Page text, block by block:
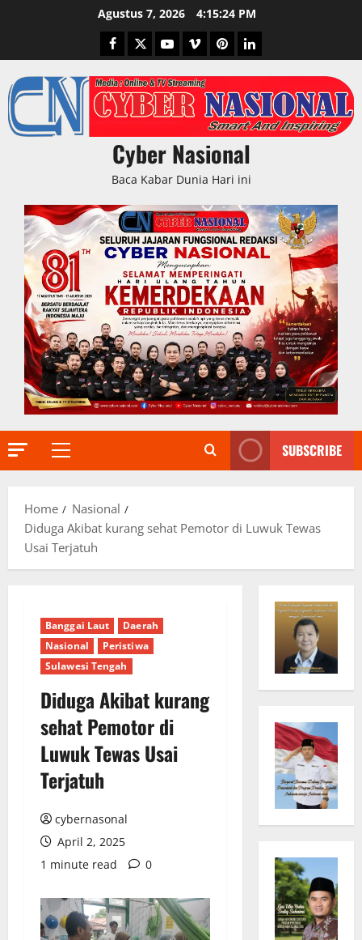
Agustus 7, 2026 4:15:25 PM
Facebook
TwitterYoutubeVimeoPinterestLinkedIn
Cyber Nasional
Baca Kabar Dunia Hari ini
Primary
SUBSCRIBE
Home
Nasional
Diduga Akibat kurang sehat Pemotor di Luwuk Tewas
Usai Terjatuh
Banggai Laut
Daerah
Nasional
Peristiwa
Sulawesi Tengah
Diduga Akibat kurang
sehat Pemotor di
Luwuk Tewas Usai
Terjatuh
cybernasonal
April 2, 2025
1 minute read
0